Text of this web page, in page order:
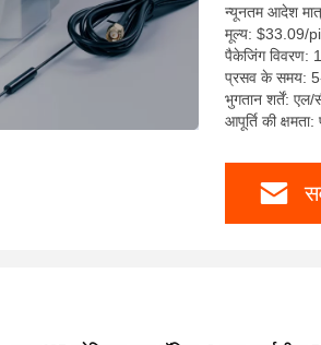
न्यूनतम आदेश
मूल्य: $33.09/
पैकेजिंग विवरण:
प्रसव के समय: 5-
भुगतान शर्तें: एल/
आपूर्ति की